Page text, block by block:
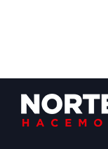
Footer